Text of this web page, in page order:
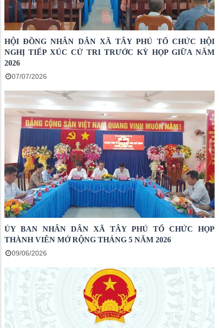
HỘI ĐỒNG NHÂN DÂN XÃ TÂY PHÚ TỔ CHỨC HỘI
NGHỊ TIẾP XÚC CỬ TRI TRƯỚC KỲ HỌP GIỮA NĂM
2026
07/07/2026
ỦY BAN NHÂN DÂN XÃ TÂY PHÚ TỔ CHỨC HỌP
THÀNH VIÊN MỞ RỘNG THÁNG 5 NĂM 2026
09/06/2026